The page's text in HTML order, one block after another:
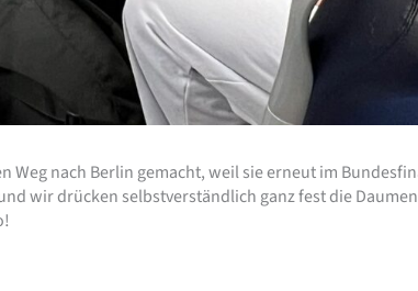
Weg nach Berlin gemacht, weil sie erneut im
wir drücken selbstverständlich ganz fest die